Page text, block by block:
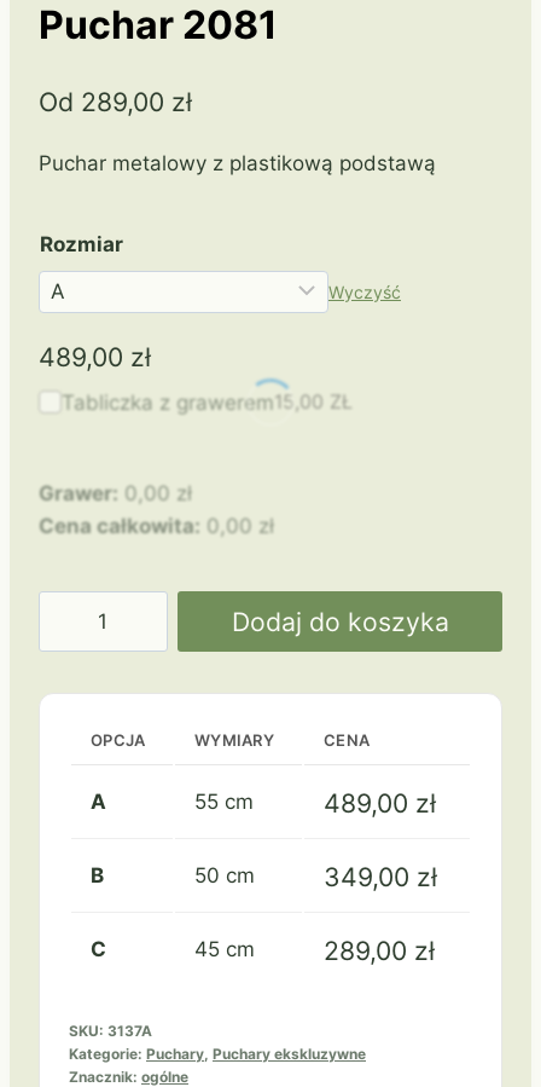
Puchar 2081
Od 289,00 zł
Puchar metalowy z plastikową podstawą
Rozmiar
Wyczyść
489,00 zł
Tabliczka z grawerem15,00 ZŁ
Grawer: 0,00 zł
Cena całkowita: 0,00 zł
Dodaj do koszyka
OPCJA WYMIARY CENA
A 55 cm 489,00 zł
B 50 cm 349,00 zł
C 45 cm 289,00 zł
SKU: 3137A
Kategorie: Puchary Puchary ekskluzywne
Znacznik: ogólne